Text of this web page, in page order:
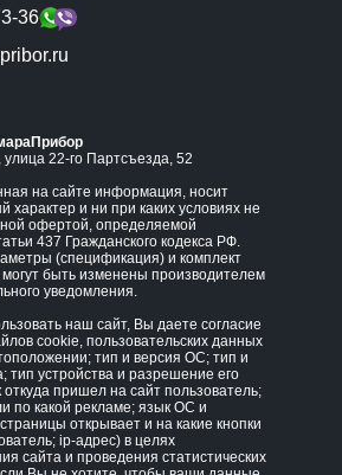
36
22-го Партсъезда, 52
на сайте информация, носит
и ни при каких условиях не
офертой, определяемой
437 Гражданского кодекса РФ.
(спецификация) и комплект
могут быть изменены производителем
уведомления.
наш сайт, Вы даете согласие
cookie, пользовательских данных
тип и версия ОС; тип и
тип устройства и разрешение его
откуда пришел на сайт пользователь;
по какой рекламе; язык ОС и
открывает и на какие кнопки
ip-адрес) в целях
сайта и проведения статистических